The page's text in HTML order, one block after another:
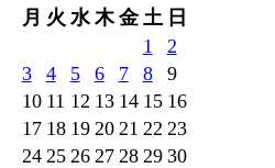
月 火 水 木 金 土 日
1
2
3
4 5 6 7 8
9
10 11 12 13 14 15 16
17 18 19 20 21 22 23
24 25 26 27 28 29 30